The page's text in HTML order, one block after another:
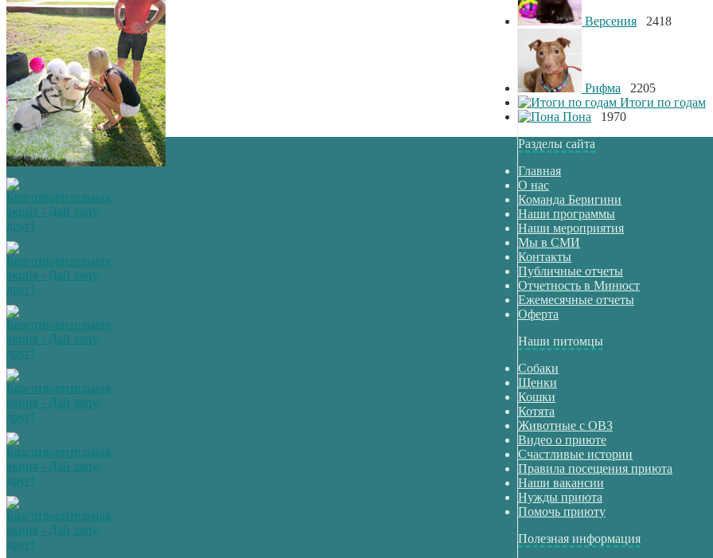
Версения 2418
Рифма
2205
Итоги по годам
Пона
1970
Разделы сайта
Главная
О нас
Команда Беригини
Наши программы
Наши мероприятия
Мы в СМИ
Контакты
Публичные отчеты
Отчетность в Минюст
Ежемесячные отчеты
Оферта
Наши питомцы
Собаки
Щенки
Кошки
Котята
Животные с ОВЗ
Видео о приюте
Счастливые истории
Правила посещения приюта
Наши вакансии
Нужды приюта
Помочь приюту
Полезная информация